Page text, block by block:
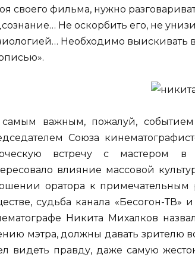
своего фильма, нужно
Не оскорбить его, не
Необходимо выискивать в
важным, пожалуй,
Союза
встречу с мастером в
влияние массовой
оратора к примечательным
судьба канала «Бесогон-
Никита Михалков
мэтра, должны давать зрителю
видеть правду, даже самую